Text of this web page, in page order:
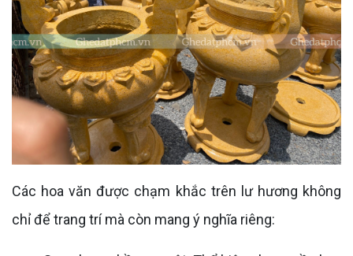
Các hoa văn được chạm khắc trên lư hương không
chỉ để trang trí mà còn mang ý nghĩa riêng: